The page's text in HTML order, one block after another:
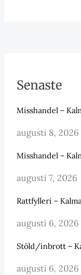
Senaste
Misshandel –
augusti 8, 2026
Misshandel –
augusti 7, 2026
Rattfylleri –
augusti 6, 2026
Stöld/inbrott –
augusti 6, 2026